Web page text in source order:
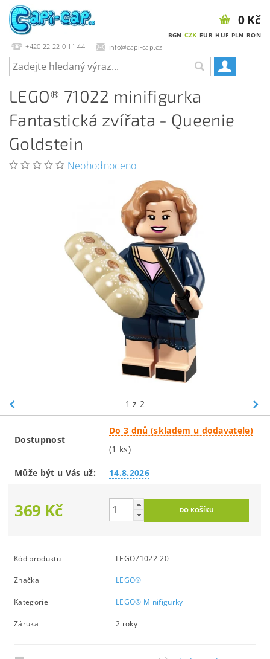
+420 22 22 0 11 44 info@capi-cap.cz
BGN CZK EUR HUF PLN RON
0 Kč
LEGO® 71022 minifigurka
Fantastická zvířata - Queenie
Goldstein
Neohodnoceno
1 z 2
Dostupnost
Do 3 dnů (skladem u dodavatele)
(1 ks)
Může být u Vás už: 14.8.2026
369 Kč
Kód produktu LEGO71022-20
Značka LEGO®
Kategorie LEGO® Minifigurky
Záruka 2 roky